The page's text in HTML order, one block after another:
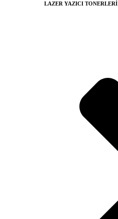
LAZER YAZICI TONERLERİ